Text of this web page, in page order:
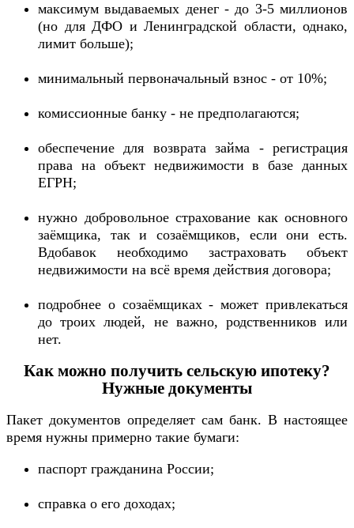
максимум выдаваемых денег - до 3-5 миллионов
(но для ДФО и Ленинградской области, однако,
лимит больше);
минимальный первоначальный взнос - от 10%;
комиссионные банку - не предполагаются;
обеспечение для возврата займа - регистрация
права на объект недвижимости в базе данных
ЕГРН;
нужно добровольное страхование как основного
заёмщика, так и созаёмщиков, если они есть.
Вдобавок необходимо застраховать объект
недвижимости на всё время действия договора;
подробнее о созаёмщиках - может привлекаться
до троих людей, не важно, родственников или
нет.
Как можно получить сельскую ипотеку?
Нужные документы
Пакет документов определяет сам банк. В настоящее
время нужны примерно такие бумаги:
паспорт гражданина России;
справка о его доходах;